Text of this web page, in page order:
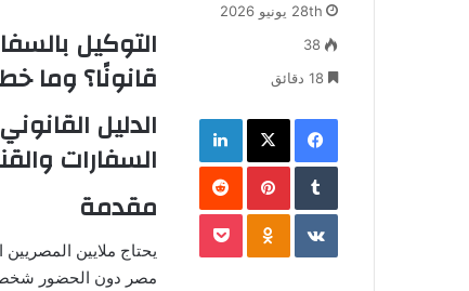
التوكيل
قانونًا؟ وما
الدليل
السفارات
مقدمة
يحتاج ملايين المصريين
مصر دون الحضور
ك
28th يونيو 2026
38
فيسبوك ‫X
‏Tumblr بينتيريست
‏VKontakte